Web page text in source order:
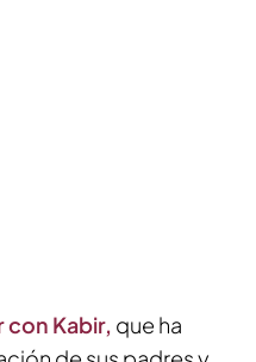
con Kabir, que ha